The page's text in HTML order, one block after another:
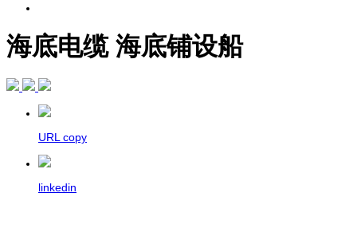
海底电缆海底铺设船
URL copy
linkedin